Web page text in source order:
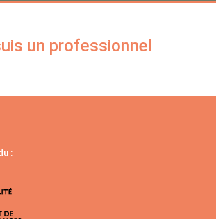
un professionnel
: